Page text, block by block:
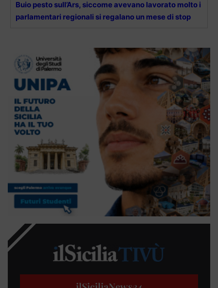
Buio pesto sull’Ars, siccome avevano lavorato molto i
parlamentari regionali si regalano un mese di stop